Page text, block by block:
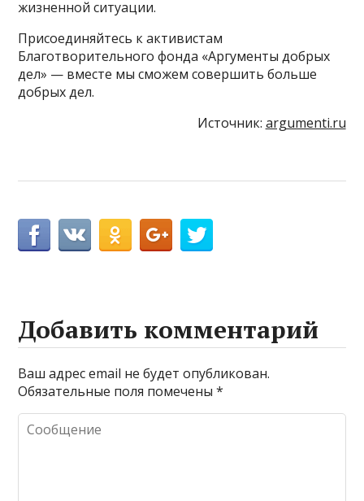
жизненной ситуации.
Присоединяйтесь к активистам
Благотворительного фонда «Аргументы добрых
дел» — вместе мы сможем совершить больше
добрых дел.
Источник: argumenti.ru
Добавить комментарий
Ваш адрес email не будет опубликован.
Обязательные поля помечены*